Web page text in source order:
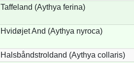
Taffeland (Aythya ferina)
Hvidøjet And (Aythya nyroca)
Halsbåndstroldand (Aythya collaris)